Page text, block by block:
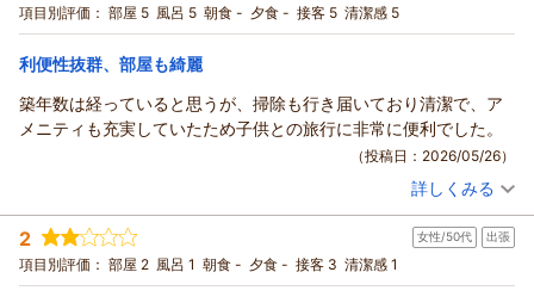
事、大変申し訳ございませんでした。
今後の課題として改善に努めて参ります。
お忙しい中クチコミをご投稿いただきありがとうございまし
またのご利用お待ちしております。
リッチモンドホテル東京武蔵野 支配人小西 フロント進藤
（返信日：2026/06/02）
食事なし
宿泊価格帯： 12,001～13,000円(大人一人あたり/税込)
数ある中から当ホテルをお選びいただき誠にありがとうござい
アメニティバーにご満足いただけましたようで何よりでござい
ます。
今後とも内容充実と、品を切らさないように努めて参りたいと
存じます。
項目別評価： 部屋 5 風呂 5 朝食 - 夕食 - 接客 5 清潔感 5
利便性抜群、部屋も綺麗
築年数は経っていると思うが、掃除も行き届いており清潔で、ア
メニティも充実していたため子供との旅行に非常に便利でした。
（投稿日：2026/05/26）
投稿者： おゆきさん(女性/30代)
宿泊プラン： 【素泊り】宿泊以外は不要・シンプルステイプラン
シングル
食事なし
宿泊価格帯： 20,001～21,000円(大人一人あたり/税込)
詳しくみる
2 女性/50代 出張
項目別評価： 部屋 2 風呂 1 朝食 - 夕食 - 接客 3 清潔感 1